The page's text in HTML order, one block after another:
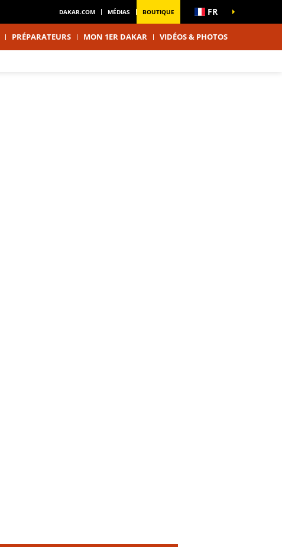
DAKAR.COM MÉDIAS BOUTIQUE FR
PRÉPARATEURS MON 1ER DAKAR VIDÉOS & PHOTOS